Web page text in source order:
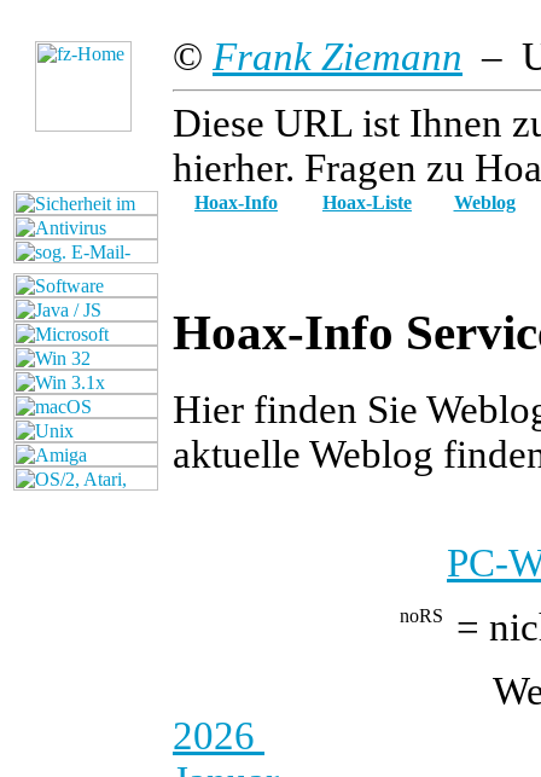
© Frank Ziemann –
Diese URL ist Ihnen
hierher. Fragen zu
Hoax-Info Hoax-Liste Weblog
Hoax-Info
Hier finden Sie
aktuelle Weblog
PC-
=
2026